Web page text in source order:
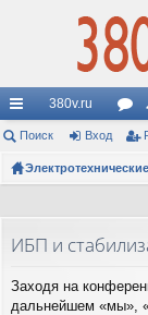
с
ы
380v.ru
ор
ум
Поиск Вход
ИБП и
Заходя на
дальнейшем «мы»,